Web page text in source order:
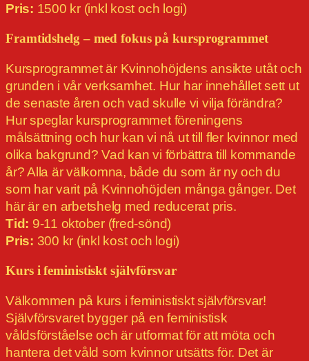
Pris: 1500 kr (inkl kost och logi)
Framtidshelg – med fokus på kursprogrammet
Kursprogrammet är Kvinnohöjdens ansikte utåt och
grunden i vår verksamhet. Hur har innehållet sett ut
de senaste åren och vad skulle vi vilja förändra?
Hur speglar kursprogrammet föreningens
målsättning och hur kan vi nå ut till fler kvinnor med
olika bakgrund? Vad kan vi förbättra till kommande
år? Alla är välkomna, både du som är ny och du
som har varit på Kvinnohöjden många gånger. Det
här är en arbetshelg med reducerat pris.
Tid: 9-11 oktober (fred-sönd)
Pris: 300 kr (inkl kost och logi)
Kurs i feministiskt självförsvar
Välkommen på kurs i feministiskt självförsvar!
Självförsvaret bygger på en feministisk
våldsförståelse och är utformat för att möta och
hantera det våld som kvinnor utsätts för. Det är